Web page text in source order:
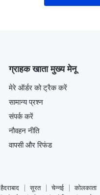
ग्राहक खाता मुख्य मेनू
मेरे ऑर्डर को ट्रैक करें
सामान्य प्रश्न
संपर्क करें
नौवहन नीति
वापसी और रिफंड
हैदराबाद सूरत चेन्नई कोलकाता